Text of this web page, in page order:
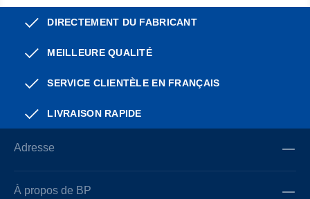
DIRECTEMENT DU FABRICANT
MEILLEURE QUALITÉ
SERVICE CLIENTÈLE EN FRANÇAIS
LIVRAISON RAPIDE
Adresse
À propos de BP